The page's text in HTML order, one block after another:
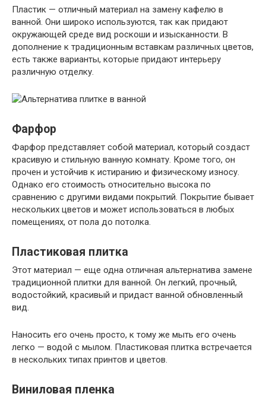
Пластик — отличный материал на замену кафелю в
ванной. Они широко используются, так как придают
окружающей среде вид роскоши и изысканности. В
дополнение к традиционным вставкам различных цветов,
есть также варианты, которые придают интерьеру
различную отделку.
Фарфор
Фарфор представляет собой материал, который создаст
красивую и стильную ванную комнату. Кроме того, он
прочен и устойчив к истиранию и физическому износу.
Однако его стоимость относительно высока по
сравнению с другими видами покрытий. Покрытие бывает
нескольких цветов и может использоваться в любых
помещениях, от пола до потолка.
Пластиковая плитка
Этот материал — еще одна отличная альтернатива замене
традиционной плитки для ванной. Он легкий, прочный,
водостойкий, красивый и придаст ванной обновленный
вид.
Наносить его очень просто, к тому же мыть его очень
легко — водой с мылом. Пластиковая плитка встречается
в нескольких типах принтов и цветов.
Виниловая пленка